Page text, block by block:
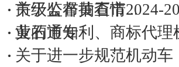
市级监督抽查情...
关于公布黄石市2024-
业的通知
黄石市专利、商标代理
关于进一步规范机动